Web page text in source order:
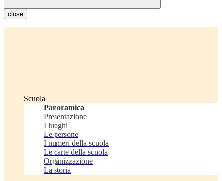
close
Scuola
Panoramica
Presentazione
I luoghi
Le persone
I numeri della scuola
Le carte della scuola
Organizzazione
La storia